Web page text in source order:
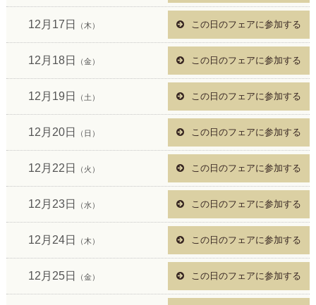
12月17日 （木） この日のフェアに参加する
12月18日 （金） この日のフェアに参加する
12月19日 （土） この日のフェアに参加する
12月20日 （日） この日のフェアに参加する
12月22日 （火） この日のフェアに参加する
12月23日 （水） この日のフェアに参加する
12月24日 （木） この日のフェアに参加する
12月25日 （金） この日のフェアに参加する